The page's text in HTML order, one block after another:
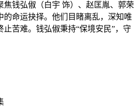
焦钱弘俶（白宇 饰）、赵匡胤、郭荣
的命运抉择。他们目睹离乱，深知唯
止苦难。钱弘俶秉持“保境安民”，守